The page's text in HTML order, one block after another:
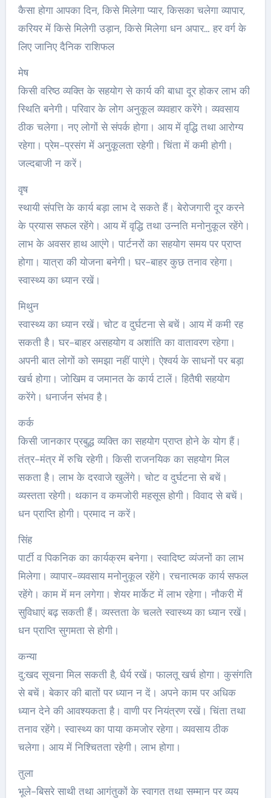
कैसा होगा आपका दिन, किसे मिलेगा प्यार, किसका चलेगा व्यापार,
करियर में किसे मिलेगी उड़ान, किसे मिलेगा धन अपार… हर वर्ग के
लिए जानिए दैनिक राशिफल
मेष
किसी वरिष्ठ व्यक्ति के सहयोग से कार्य की बाधा दूर होकर लाभ की
स्थिति बनेगी। परिवार के लोग अनुकूल व्यवहार करेंगे। व्यवसाय
ठीक चलेगा। नए लोगों से संपर्क होगा। आय में वृद्धि तथा आरोग्य
रहेगा। प्रेम-प्रसंग में अनुकूलता रहेगी। चिंता में कमी होगी।
जल्दबाजी न करें।
वृष
स्थायी संपत्ति के कार्य बड़ा लाभ दे सकते हैं। बेरोजगारी दूर करने
के प्रयास सफल रहेंगे। आय में वृद्धि तथा उन्नति मनोनुकूल रहेंगे।
लाभ के अवसर हाथ आएंगे। पार्टनरों का सहयोग समय पर प्राप्त
होगा। यात्रा की योजना बनेगी। घर-बाहर कुछ तनाव रहेगा।
स्वास्थ्य का ध्यान रखें।
मिथुन
स्वास्थ्य का ध्यान रखें। चोट व दुर्घटना से बचें। आय में कमी रह
सकती है। घर-बाहर असहयोग व अशांति का वातावरण रहेगा।
अपनी बात लोगों को समझा नहीं पाएंगे। ऐश्वर्य के साधनों पर बड़ा
खर्च होगा। जोखिम व जमानत के कार्य टालें। हितैषी सहयोग
करेंगे। धनार्जन संभव है।
कर्क
किसी जानकार प्रबुद्ध व्यक्ति का सहयोग प्राप्त होने के योग हैं।
तंत्र-मंत्र में रुचि रहेगी। किसी राजनयिक का सहयोग मिल
सकता है। लाभ के दरवाजे खुलेंगे। चोट व दुर्घटना से बचें।
व्यस्तता रहेगी। थकान व कमजोरी महसूस होगी। विवाद से बचें।
धन प्राप्ति होगी। प्रमाद न करें।
सिंह
पार्टी व पिकनिक का कार्यक्रम बनेगा। स्वादिष्ट व्यंजनों का लाभ
मिलेगा। व्यापार-व्यवसाय मनोनुकूल रहेंगे। रचनात्मक कार्य सफल
रहेंगे। काम में मन लगेगा। शेयर मार्केट में लाभ रहेगा। नौकरी में
सुविधाएं बढ़ सकती हैं। व्यस्तता के चलते स्वास्थ्‍य का ध्यान रखें।
धन प्राप्ति सुगमता से होगी।
कन्या
दु:खद सूचना मिल सकती है, धैर्य रखें। फालतू खर्च होगा। कुसंगति
से बचें। बेकार की बातों पर ध्यान न दें। अपने काम पर अधिक
ध्यान देने की आवश्यकता है। वाणी पर नियंत्रण रखें। चिंता तथा
तनाव रहेंगे। स्वास्थ्य का पाया कमजोर रहेगा। व्यवसाय ठीक
चलेगा। आय में निश्चितता रहेगी। लाभ होगा।
तुला
भूले-बिसरे साथी तथा आगंतुकों के स्वागत तथा सम्मान पर व्यय